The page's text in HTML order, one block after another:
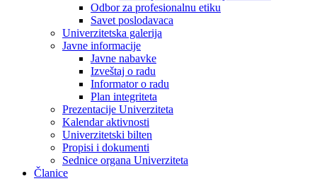
Odbor za profesionalnu etiku
Savet poslodavaca
Univerzitetska galerija
Javne informacije
Javne nabavke
Izveštaj o radu
Informator o radu
Plan integriteta
Prezentacije Univerziteta
Kalendar aktivnosti
Univerzitetski bilten
Propisi i dokumenti
Sednice organa Univerziteta
Članice